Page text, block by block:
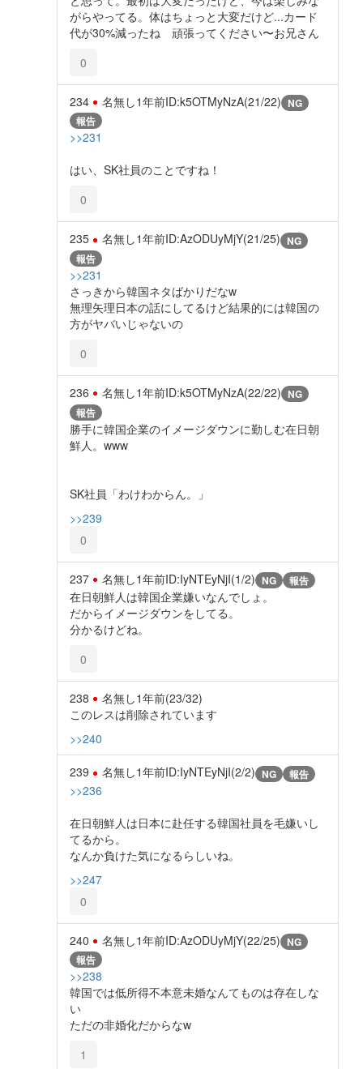
がらやってる。体はちょっと大変だけど...カード
代が30%減ったね 頑張ってください〜お兄さん
0
234 名無し1年前ID:k5OTMyNzA(21/22) NG
報告
>>231
はい、SK社員のことですね！
0
235 名無し1年前ID:AzODUyMjY(21/25) NG
報告
>>231
さっきから韓国ネタばかりだなw
無理矢理日本の話にしてるけど結果的には韓国の
方がヤバいじゃないの
0
236 名無し1年前ID:k5OTMyNzA(22/22) NG
報告
勝手に韓国企業のイメージダウンに勤しむ在日朝
鮮人。www
SK社員「わけわからん。」
>>239
0
237 名無し1年前ID:IyNTEyNjI(1/2) NG 報告
在日朝鮮人は韓国企業嫌いなんでしょ。
だからイメージダウンをしてる。
分かるけどね。
0
238 名無し1年前(23/32)
このレスは削除されています
>>240
239 名無し1年前ID:IyNTEyNjI(2/2) NG 報告
>>236
在日朝鮮人は日本に赴任する韓国社員を毛嫌いし
てるから。
なんか負けた気になるらしいね。
>>247
0
240 名無し1年前ID:AzODUyMjY(22/25) NG
報告
>>238
韓国では低所得不本意未婚なんてものは存在しな
い
ただの非婚化だからなw
1